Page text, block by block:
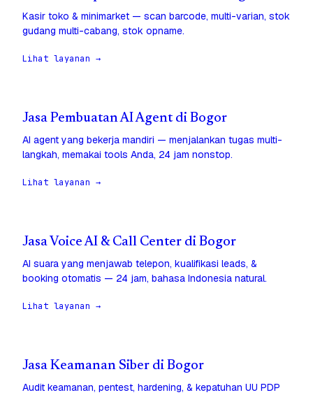
Kasir toko & minimarket — scan barcode, multi-varian, stok
gudang multi-cabang, stok opname.
Lihat layanan →
Jasa Pembuatan AI Agent di Bogor
AI agent yang bekerja mandiri — menjalankan tugas multi-
langkah, memakai tools Anda, 24 jam nonstop.
Lihat layanan →
Jasa Voice AI & Call Center di Bogor
AI suara yang menjawab telepon, kualifikasi leads, &
booking otomatis — 24 jam, bahasa Indonesia natural.
Lihat layanan →
Jasa Keamanan Siber di Bogor
Audit keamanan, pentest, hardening, & kepatuhan UU PDP